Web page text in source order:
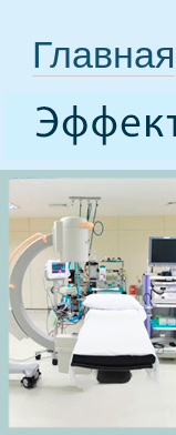
Главная